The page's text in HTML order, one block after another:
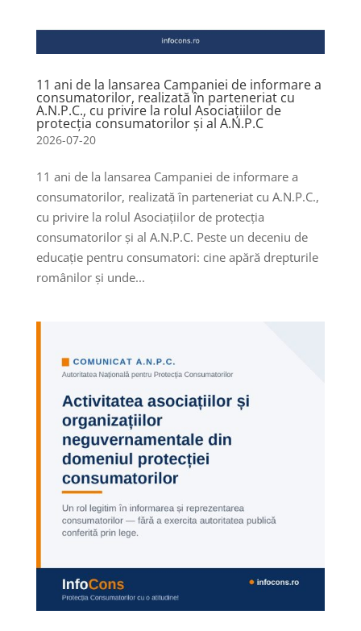
11 ani de la lansarea Campaniei de informare a
consumatorilor, realizată în parteneriat cu
A.N.P.C., cu privire la rolul Asociațiilor de
protecția consumatorilor și al A.N.P.C
2026-07-20
11 ani de la lansarea Campaniei de informare a
consumatorilor, realizată în parteneriat cu A.N.P.C.,
cu privire la rolul Asociațiilor de protecția
consumatorilor și al A.N.P.C. Peste un deceniu de
educație pentru consumatori: cine apără drepturile
românilor și unde...